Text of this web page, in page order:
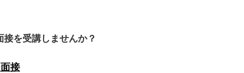
接を受講しませんか？
接